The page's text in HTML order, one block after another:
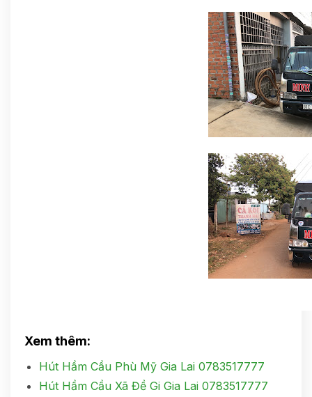
Xem thêm:
Hút Hầm Cầu Phù Mỹ Gia Lai 0783517777
Hút Hầm Cầu Xã Đề Gi Gia Lai 0783517777